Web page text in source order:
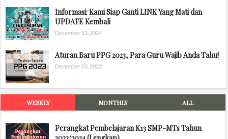
Informasi: Kami Siap Ganti LINK Yang Mati dan
UPDATE Kembali
December 13, 2024
Aturan Baru PPG 2023, Para Guru Wajib Anda Tahu!
December 03, 2022
WEEKLY MONTHLY ALL
Perangkat Pembelajaran K13 SMP-MTs Tahun